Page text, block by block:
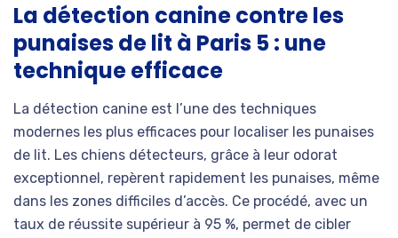
La détection canine contre les
punaises de lit à Paris 5 : une
technique efficace
La détection canine est l’une des techniques
modernes les plus efficaces pour localiser les punaises
de lit. Les chiens détecteurs, grâce à leur odorat
exceptionnel, repèrent rapidement les punaises, même
dans les zones difficiles d’accès. Ce procédé, avec un
taux de réussite supérieur à 95 %, permet de cibler